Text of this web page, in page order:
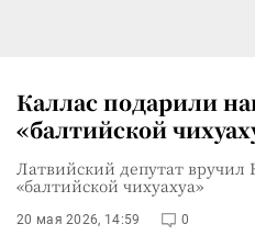
Каллас подарили
«балтийской
Латвийский депутат вручил
«балтийской чихуахуа»
20 мая 2026, 14:59 0